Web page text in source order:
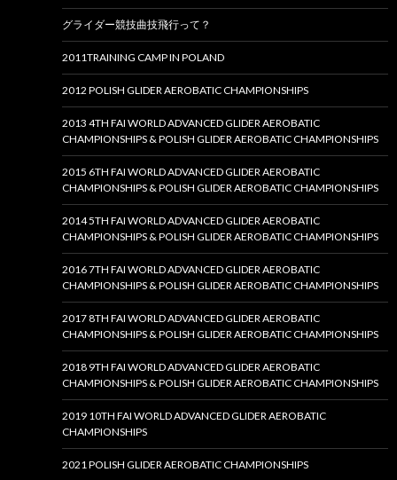
グライダー競技曲技飛行って？
2011TRAINING CAMP IN POLAND
2012 POLISH GLIDER AEROBATIC CHAMPIONSHIPS
2013 4TH FAI WORLD ADVANCED GLIDER AEROBATIC
CHAMPIONSHIPS & POLISH GLIDER AEROBATIC CHAMPIONSHIPS
2015 6TH FAI WORLD ADVANCED GLIDER AEROBATIC
CHAMPIONSHIPS & POLISH GLIDER AEROBATIC CHAMPIONSHIPS
2014 5TH FAI WORLD ADVANCED GLIDER AEROBATIC
CHAMPIONSHIPS & POLISH GLIDER AEROBATIC CHAMPIONSHIPS
2016 7TH FAI WORLD ADVANCED GLIDER AEROBATIC
CHAMPIONSHIPS & POLISH GLIDER AEROBATIC CHAMPIONSHIPS
2017 8TH FAI WORLD ADVANCED GLIDER AEROBATIC
CHAMPIONSHIPS & POLISH GLIDER AEROBATIC CHAMPIONSHIPS
2018 9TH FAI WORLD ADVANCED GLIDER AEROBATIC
CHAMPIONSHIPS & POLISH GLIDER AEROBATIC CHAMPIONSHIPS
2019 10TH FAI WORLD ADVANCED GLIDER AEROBATIC
CHAMPIONSHIPS
2021 POLISH GLIDER AEROBATIC CHAMPIONSHIPS